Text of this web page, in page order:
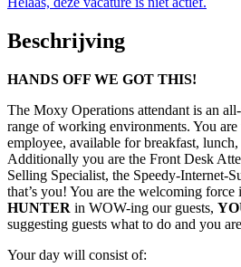
Beschrijving
HANDS OFF WE GOT THIS!
The Moxy Operations attendant is an
range of working environments. You
employee, available for breakfast,
Additionally you are the Front Desk
Selling Specialist, the Speedy-Internet-
that’s you! You are the welcoming force
HUNTER in WOW-ing our guests,
suggesting guests what to do and you are
Your day will consist of: